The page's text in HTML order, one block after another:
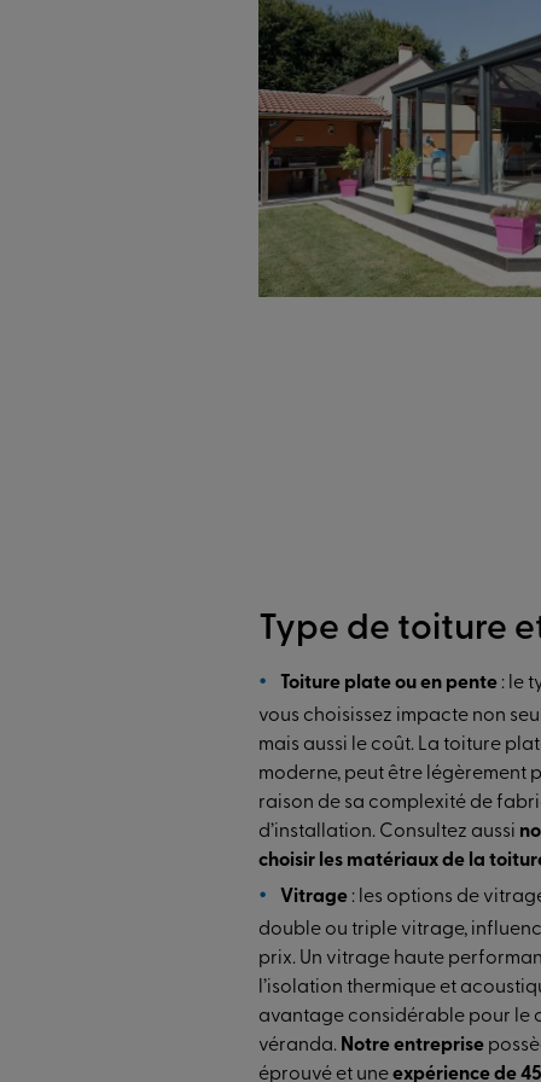
Type de toiture
Toiture plate ou en pente : le
vous choisissez impacte non
mais aussi le coût. La toiture
moderne, peut être légèrement
raison de sa complexité de
d’installation. Consultez aussi
choisir les matériaux de la
Vitrage : les options de
double ou triple vitrage,
prix. Un vitrage haute
l’isolation thermique et
avantage considérable pour le
véranda. Notre entreprise
éprouvé et uneexpérience de